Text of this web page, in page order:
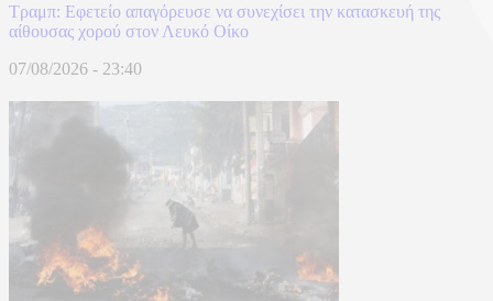
Τραμπ: Εφετείο απαγόρευσε να συνεχίσει την κατασκευή της
αίθουσας χορού στον Λευκό Οίκο
07/08/2026 - 23:40